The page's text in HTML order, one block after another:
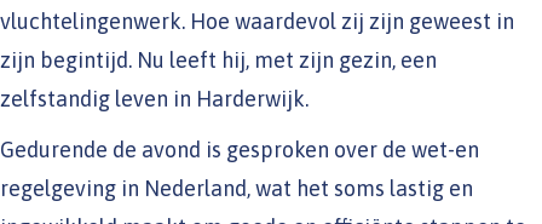
vluchtelingenwerk. Hoe waardevol zij zijn geweest in
zijn begintijd. Nu leeft hij, met zijn gezin, een
zelfstandig leven in Harderwijk.
Gedurende de avond is gesproken over de wet-en
regelgeving in Nederland, wat het soms lastig en